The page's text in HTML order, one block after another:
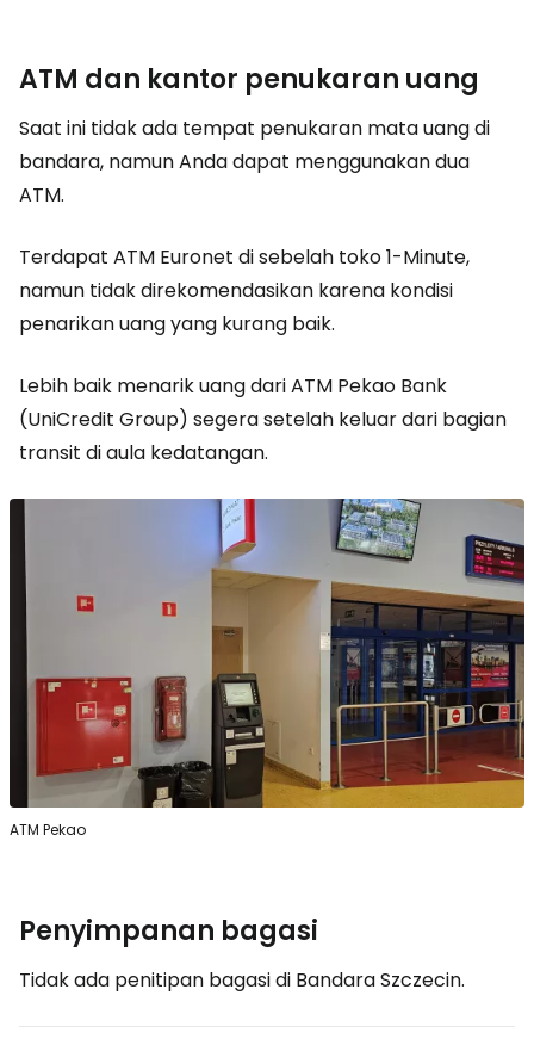
ATM dan kantor penukaran uang
Saat ini tidak ada tempat penukaran mata uang di
bandara, namun Anda dapat menggunakan dua
ATM.
Terdapat ATM Euronet di sebelah toko 1-Minute,
namun tidak direkomendasikan karena kondisi
penarikan uang yang kurang baik.
Lebih baik menarik uang dari ATM Pekao Bank
(UniCredit Group) segera setelah keluar dari bagian
transit di aula kedatangan.
ATM Pekao
Penyimpanan bagasi
Tidak ada penitipan bagasi di Bandara Szczecin.